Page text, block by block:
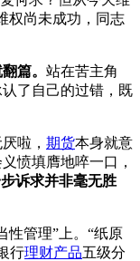
权尚未成功，同志
篇。 站在苦主角
了自己的过错，既
啦， 期货本身就意
愤填膺地啐一口，
诉求并非毫无胜
性管理”上。“纸原
行理财产品五级分